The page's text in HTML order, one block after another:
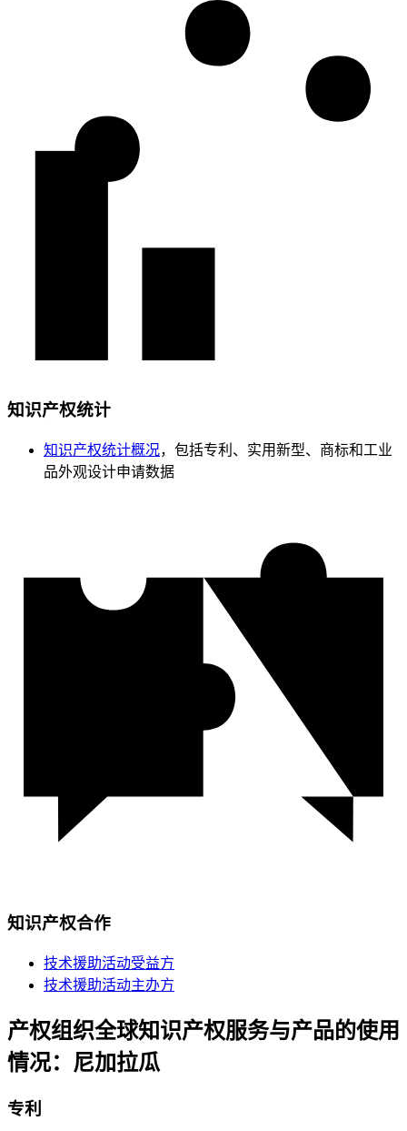
知识产权统计
知识产权统计概况，包括专利、实用新型、商标和工业
品外观设计申请数据
知识产权合作
技术援助活动受益方
技术援助活动主办方
产权组织全球知识产权服务与产品的使用
情况：尼加拉瓜
专利